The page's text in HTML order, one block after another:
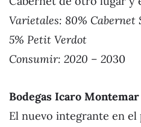
Varietales: 80% Cabernet
5% Petit Verdot
Consumir: 2020 – 2030
Bodegas Icaro Montemar
El nuevo integrante en